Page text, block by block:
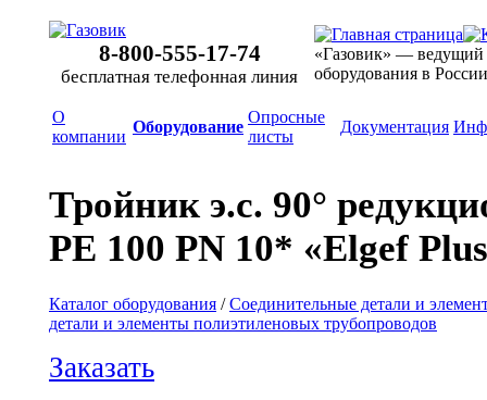
8-800-555-17-74
бесплатная телефонная линия
«Газовик» — ведущий
оборудования в России
О
компании
Оборудование
Опросные
листы
Документация
Тройник э.с. 90°
PE 100 PN 10* «Elgef
Каталог оборудования /Соединительные детали и
детали и элементы полиэтиленовых трубопроводов
Заказать